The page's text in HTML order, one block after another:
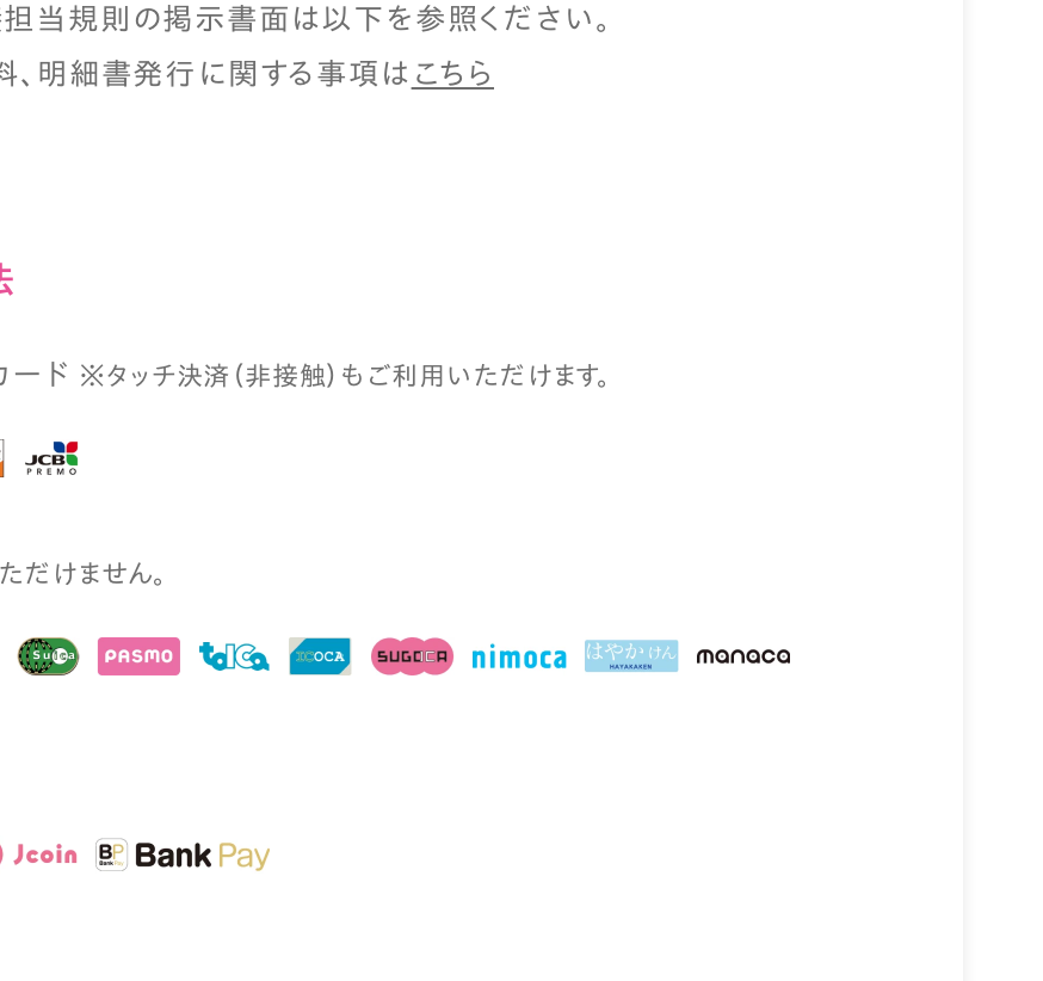
当規則の掲示書面は以下を参照ください。
明細書発行に関する事項は こちら
ード ※タッチ決済（⾮接触）もご利⽤いただけます。
けません。